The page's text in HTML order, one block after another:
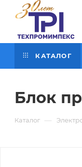
КАТАЛОГ
Блок
Каталог —